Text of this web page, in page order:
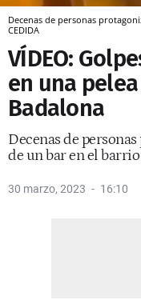
Decenas de personas
CEDIDA
VÍDEO:
en una
Badalona
Decenas de
de un bar en el barrio
30 marzo, 2023 16:10